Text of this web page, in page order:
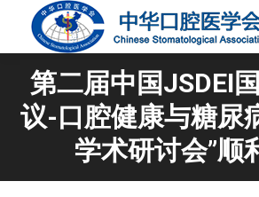
第二届中国JSDEI
议-口腔健康与糖尿
学术研讨会”顺